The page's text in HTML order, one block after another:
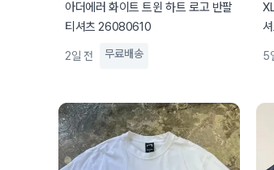
아더에러 화이트 트윈 하트 로고 반팔
티셔츠 26080610
2일 전 무료배송 5